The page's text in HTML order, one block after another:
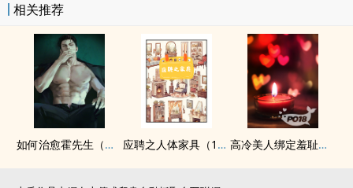
相关推荐
如何治愈霍先生（‍‌‎高‍‌h‍‎‍快穿1v1） 应聘之人体家具（1V1.物化） 高冷美人绑定羞耻直播系统